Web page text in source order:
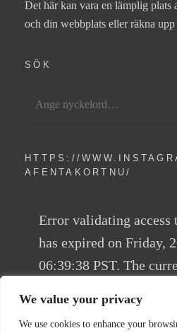
We value your privacy
We use cookies to enhance your
Det här kan vara en lämplig plats
och din webbplats eller räkna
SÖK
HTTPS://
AFENTAKORTNU/
Error validating access
has expired on Friday,
06:39:38 PST. The